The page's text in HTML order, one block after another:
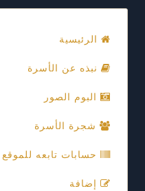
الرئيسية
نبذه عن الأسرة
البوم الصور
شجرة الأسرة
حسابات تابعه للموقع
إضافة